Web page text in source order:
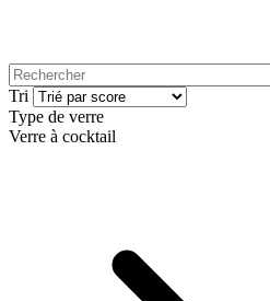
Tri
Type de verre
Verre à cocktail